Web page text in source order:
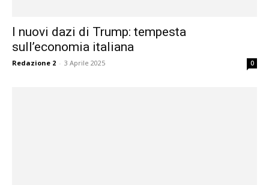
I nuovi dazi di Trump: tempesta
sull’economia italiana
Redazione 2 - 3 Aprile 2025 0